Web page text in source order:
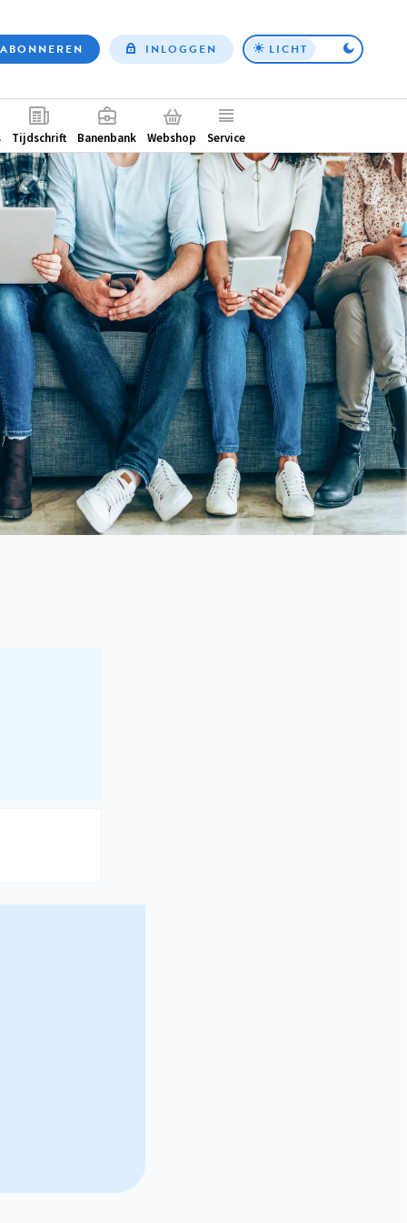
Top
ABONNEREN INLOGGEN LICHT
Tijdschrift Banenbank Webshop Service